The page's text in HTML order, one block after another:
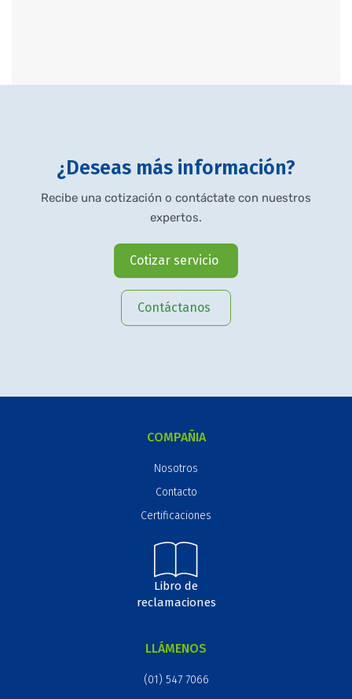
¿Deseas más información?
Recibe una cotización o contáctate con nuestros
expertos.
Cotizar servicio
Contáctanos
COMPAÑIA
Nosotros
Contacto
Certificaciones
Libro de
reclamaciones
LLÁMENOS
(01) 547 7066